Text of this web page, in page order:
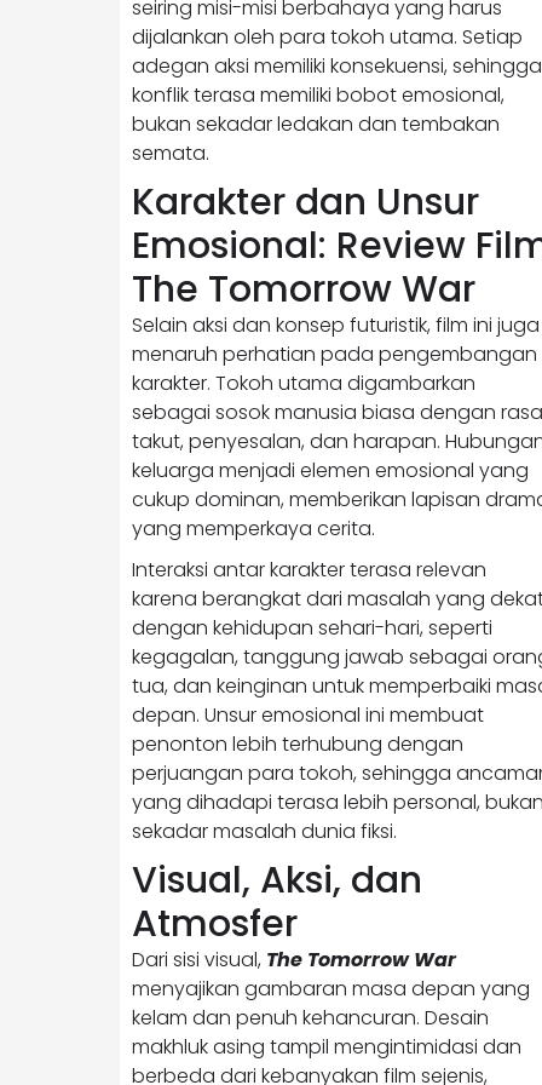
seiring misi-misi berbahaya yang harus
dijalankan oleh para tokoh utama. Setiap
adegan aksi memiliki konsekuensi, sehingga
konflik terasa memiliki bobot emosional,
bukan sekadar ledakan dan tembakan
semata.
Karakter dan Unsur
Emosional: Review
The Tomorrow War
Selain aksi dan konsep futuristik, film ini juga
menaruh perhatian pada pengembangan
karakter. Tokoh utama digambarkan
sebagai sosok manusia biasa dengan rasa
takut, penyesalan, dan harapan.
keluarga menjadi elemen emosional yang
cukup dominan, memberikan lapisan
yang memperkaya cerita.
Interaksi antar karakter terasa relevan
karena berangkat dari masalah yang
dengan kehidupan sehari-hari, seperti
kegagalan, tanggung jawab sebagai
tua, dan keinginan untuk memperbaiki
depan. Unsur emosional ini membuat
penonton lebih terhubung dengan
perjuangan para tokoh, sehingga
yang dihadapi terasa lebih personal, bukan
sekadar masalah dunia fiksi.
Visual, Aksi, dan
Atmosfer
Dari sisi visual, The Tomorrow War
menyajikan gambaran masa depan yang
kelam dan penuh kehancuran. Desain
makhluk asing tampil mengintimidasi dan
berbeda dari kebanyakan film sejenis,